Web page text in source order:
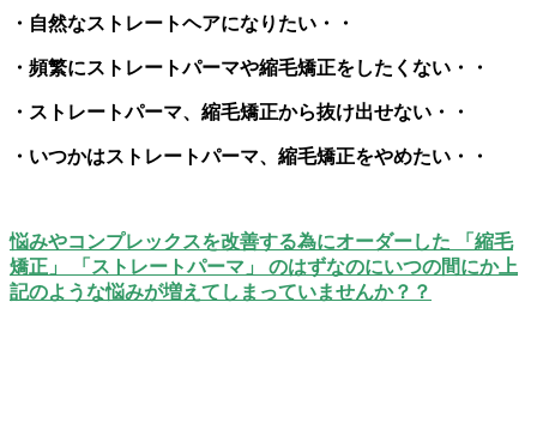
・自然なストレートヘアになりたい・・
・頻繁にストレートパーマや縮毛矯正をしたくない・・
・ストレートパーマ、縮毛矯正から抜け出せない・・
・いつかはストレートパーマ、縮毛矯正をやめたい・・
悩みやコンプレックスを改善する為にオーダーした 「縮毛
矯正」 「ストレートパーマ」 のはずなのにいつの間にか上
記のような悩みが増えてしまっていませんか？？